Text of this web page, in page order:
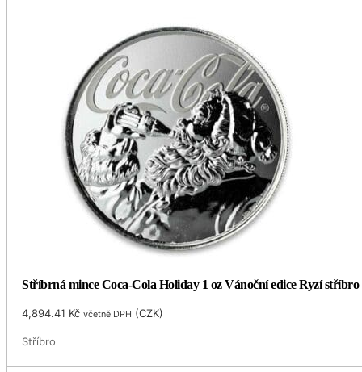
Stříbrná mince Coca-Cola Holiday 1 oz Vánoční edice Ryzí stříbro
4,894.41 Kč včetně DPH (CZK)
Stříbro